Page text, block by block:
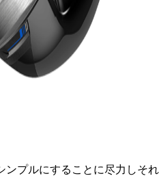
ンプルにすることに尽力しそれ